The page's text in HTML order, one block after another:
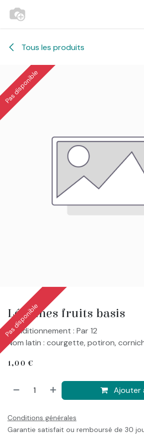
Se rendre au contenu
Tous les produits
Pas disponible
Légumes fruits basis
Pas disponible
Conditionnement : Par 12
Nom latin : courgette, potiron,
1,00 €
Ajouter
Conditions générales
Garantie satisfait ou remboursé de 30